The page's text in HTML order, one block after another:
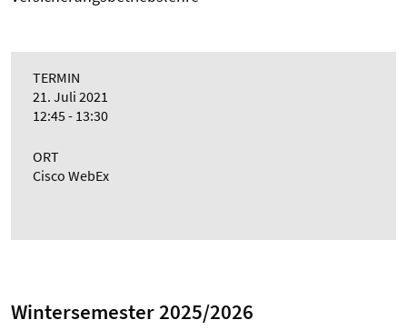
TERMIN
21. Juli 2021
12:45 - 13:30
ORT
Cisco WebEx
Wintersemester 2025/2026